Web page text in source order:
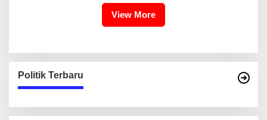
View More
Politik Terbaru